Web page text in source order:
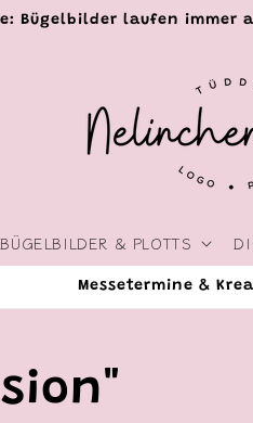
Bügelbilder laufen immer
BÜGELBILDER & PLOTTS
Livestreams &